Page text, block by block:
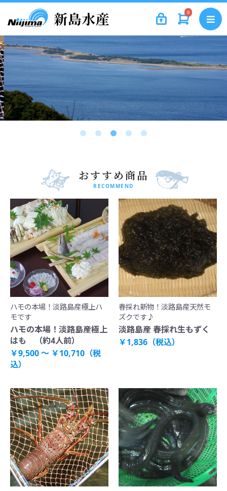
0
おすすめ商品
RECOMMEND
ハモの本場！淡路島産極上ハ
モです
ハモの本場！淡路島産極上
はも （約4人前）
￥9,500 ～ ￥10,710（税
込）
春採れ新物！淡路島産天然モ
ズクです♪
淡路島産 春採れ生もずく
￥1,836（税込）